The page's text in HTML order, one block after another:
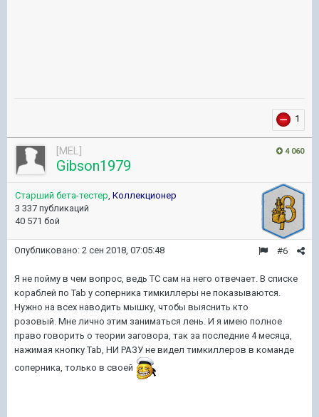
1
4 060
[MEL]
Gibson1979
Старший бета-тестер, Коллекционер
3 337 публикаций
40 571 бой
#6
Опубликовано: 2 сен 2018, 07:05:48
Я не пойму в чем вопрос, ведь ТС сам на него отвечает. В списке
кораблей по Tab у соперника тимкиллеры не показываются.
Нужно на всех наводить мышку, чтобы выяснить кто
розовый. Мне лично этим заниматься лень. И я имею полное
право говорить о теории заговора, так за последние 4 месяца,
нажимая кнопку Tab, НИ РАЗУ не видел тимкиллеров в команде
соперника, только в своей